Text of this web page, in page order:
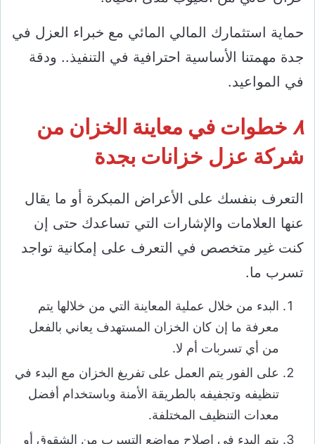
حماية استثمارك المالي المائي مع خبراء العزل في
جدة مهمتنا الأساسية احترافية في التنفيذ.. ودقة
في المواعيد.
٨ خطوات في معاينة الخزان من
شركة عزل خزانات بجدة
التعرف بنفسك على الأعراض المبكرة أو ما يقال
عنها العلامات والإشارات التي تساعدك حتى إن
كنت غير متخصص في التعرف على إمكانية تواجد
تسرب ما.
البدء من خلال عملية المعاينة التي من خلالها يتم
معرفة ما إن كان الخزان المستهدف يعاني بالفعل
من أي تسربات أم لا.
على الفور يتم العمل على تفريغ الخزان مع البدء في
تنظيفه وتجفيفه بالطريقة الأمنة وباستخدام أفضل
معدات التنظيف المختلفة.
يتم البدء في إصلاح مواضع التسرب من الشقوق أو